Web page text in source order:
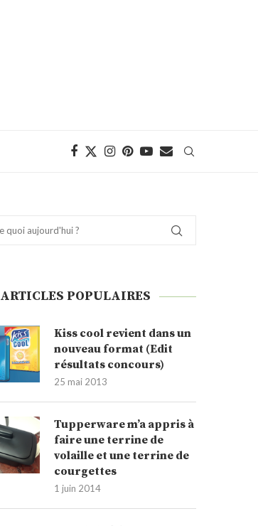
ARTICLES POPULAIRES
Kiss cool revient dans un
nouveau format (Edit
résultats concours)
25 mai 2013
Tupperware m’a appris à
faire une terrine de
volaille et une terrine de
courgettes
1 juin 2014